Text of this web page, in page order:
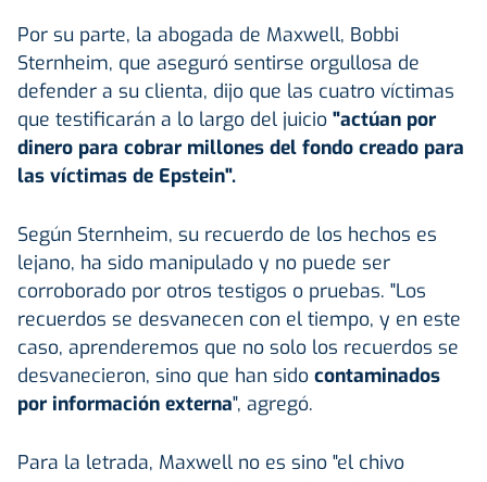
Por su parte, la abogada de Maxwell, Bobbi
Sternheim, que aseguró sentirse orgullosa de
defender a su clienta, dijo que las cuatro víctimas
que testificarán a lo largo del juicio "actúan por
dinero para cobrar millones del fondo creado para
las víctimas de Epstein".
Según Sternheim, su recuerdo de los hechos es
lejano, ha sido manipulado y no puede ser
corroborado por otros testigos o pruebas. "Los
recuerdos se desvanecen con el tiempo, y en este
caso, aprenderemos que no solo los recuerdos se
desvanecieron, sino que han sido contaminados
por información externa", agregó.
Para la letrada, Maxwell no es sino "el chivo